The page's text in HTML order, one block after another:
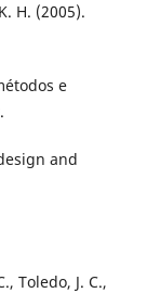
H. (2005).
e
and
Toledo, J. C.,